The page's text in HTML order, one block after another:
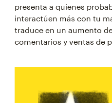
presenta a quienes
interactúen más con tu
traduce en un aumento
comentarios y ventas de